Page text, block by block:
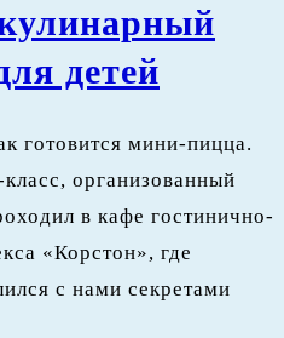
детей
класс
для
готовится мини-пицца.
организованный
в кафе гостинично-
«Корстон», где
с нами секретами